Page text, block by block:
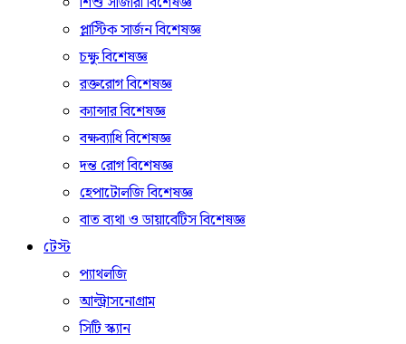
প্লাস্টিক সার্জন বিশেষজ্ঞ
চক্ষু বিশেষজ্ঞ
রক্তরোগ বিশেষজ্ঞ
ক্যান্সার বিশেষজ্ঞ
বক্ষব্যাধি বিশেষজ্ঞ
দন্ত রোগ বিশেষজ্ঞ
হেপাটোলজি বিশেষজ্ঞ
বাত ব্যথা ও ডায়াবেটিস বিশেষজ্ঞ
টেস্ট
প্যাথলজি
আল্ট্রাসনোগ্রাম
সিটি স্ক্যান